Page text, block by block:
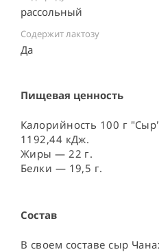
рассольный
Содержит лактозу
Да ⠀
Пищевая ценность
Калорийность 100 г
1192,44 кДж.
Жиры — 22 г.
Белки — 19,5 г.
Состав
В своем составе сыр